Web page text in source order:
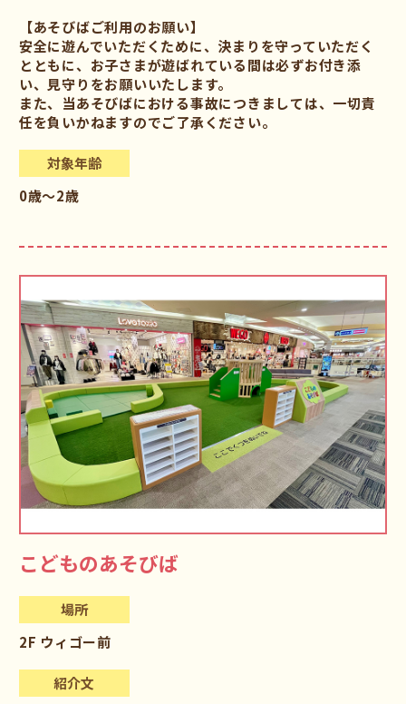
【あそびばご利用のお願い】
安全に遊んでいただくために、決まりを守っていただく
とともに、お子さまが遊ばれている間は必ずお付き添
い、見守りをお願いいたします。
また、当あそびばにおける事故につきましては、一切責
任を負いかねますのでご了承ください。
対象年齢
0歳～2歳
こどものあそびば
場所
2F ウィゴー前
紹介文